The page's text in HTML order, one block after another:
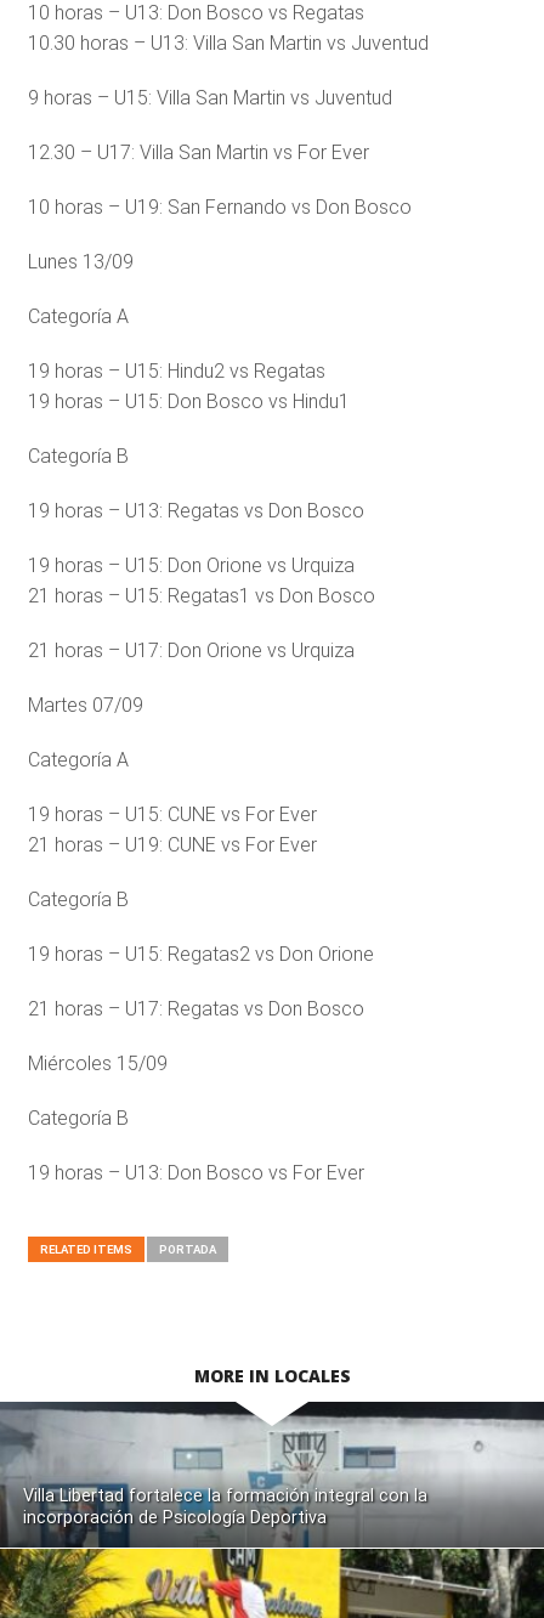
10 horas – U13: Don Bosco vs Regatas
10.30 horas – U13: Villa San Martin vs Juventud
9 horas – U15: Villa San Martin vs Juventud
12.30 – U17: Villa San Martin vs For Ever
10 horas – U19: San Fernando vs Don Bosco
Lunes 13/09
Categoría A
19 horas – U15: Hindu2 vs Regatas
19 horas – U15: Don Bosco vs Hindu1
Categoría B
19 horas – U13: Regatas vs Don Bosco
19 horas – U15: Don Orione vs Urquiza
21 horas – U15: Regatas1 vs Don Bosco
21 horas – U17: Don Orione vs Urquiza
Martes 07/09
Categoría A
19 horas – U15: CUNE vs For Ever
21 horas – U19: CUNE vs For Ever
Categoría B
19 horas – U15: Regatas2 vs Don Orione
21 horas – U17: Regatas vs Don Bosco
Miércoles 15/09
Categoría B
19 horas – U13: Don Bosco vs For Ever
RELATED ITEMS PORTADA
MORE IN LOCALES
Villa Libertad fortalece la formación integral con la
incorporación de Psicología Deportiva